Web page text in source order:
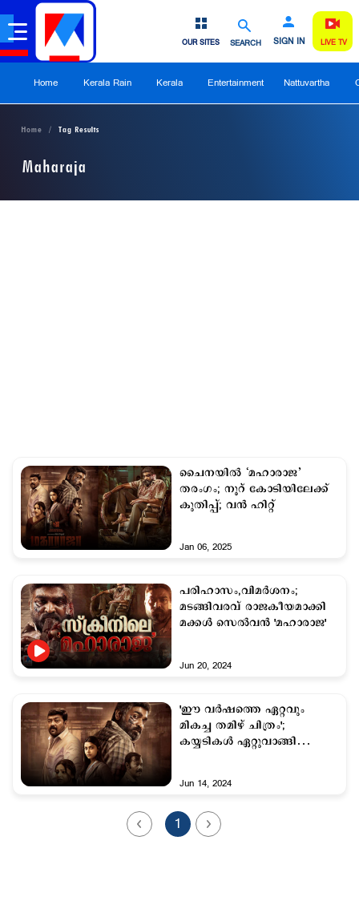
SEARCH SIGN IN
OUR SITES LIVE TV
Home Kerala Rain Kerala Entertainment Nattuvartha
Home Tag Results
Maharaja
ചൈനയില്‍ ‘മഹാരാജ’
തരംഗം; നൂറ് കോടിയിലേക്ക്
കുതിപ്പ്; വന്‍ ഹിറ്റ്
Jan 06, 2025
പരിഹാസം,വിമര്‍ശനം;
മടങ്ങിവരവ് രാജകീയമാക്കി
മക്കള്‍ സെല്‍വന്‍ 'മഹാരാജ'
Jun 20, 2024
'ഈ വർഷത്തെ ഏറ്റവും
മികച്ച തമിഴ് ചിത്രം';
കയ്യടികള്‍ ഏറ്റുവാങ്ങി
Jun 14, 2024
1